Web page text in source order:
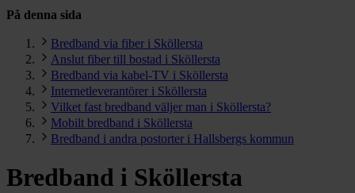
På denna sida
Bredband via fiber i Sköllersta
Anslut fiber till bostad i Sköllersta
Bredband via kabel-TV i Sköllersta
Internetleverantörer i Sköllersta
Vilket fast bredband väljer man i Sköllersta?
Mobilt bredband i Sköllersta
Bredband i andra postorter i Hallsbergs kommun
Bredband i Sköllersta